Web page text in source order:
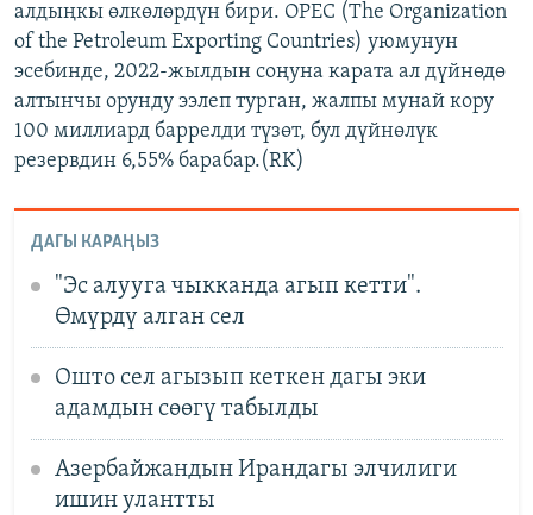
алдыңкы өлкөлөрдүн бири. ОPEC (The Organization
of the Petroleum Exporting Countries​) уюмунун
эсебинде, 2022-жылдын соңуна карата ал дүйнөдө
алтынчы орунду ээлеп турган, жалпы мунай кору
100 миллиард баррелди түзөт, бул дүйнөлүк
резервдин 6,55% барабар.(RK)
ДАГЫ КАРАҢЫЗ
"Эс алууга чыкканда агып кетти".
Өмүрдү алган сел
Ошто сел агызып кеткен дагы эки
адамдын сөөгү табылды
Азербайжандын Ирандагы элчилиги
ишин улантты